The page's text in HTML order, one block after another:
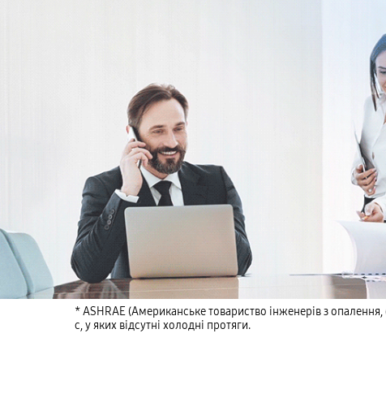
* ASHRAE (Американське товариство інженерів з
с, у яких відсутні холодні протяги.